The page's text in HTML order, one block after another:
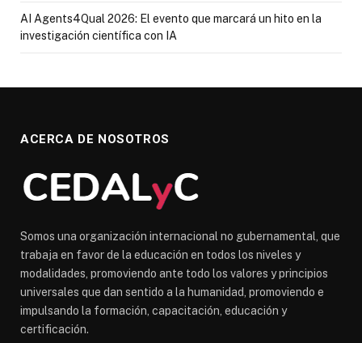
AI Agents4Qual 2026: El evento que marcará un hito en la
investigación científica con IA
ACERCA DE NOSOTROS
Somos una organización internacional no gubernamental, que
trabaja en favor de la educación en todos los niveles y
modalidades, promoviendo ante todo los valores y principios
universales que dan sentido a la humanidad, promoviendo e
impulsando la formación, capacitación, educación y
certificación.